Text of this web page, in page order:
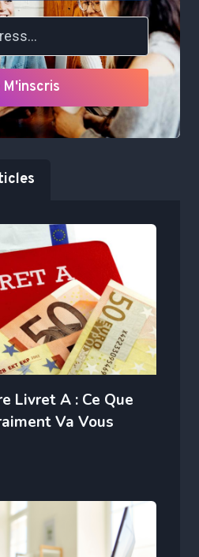
M'inscris
Livret A : Ce Que
Va Vous